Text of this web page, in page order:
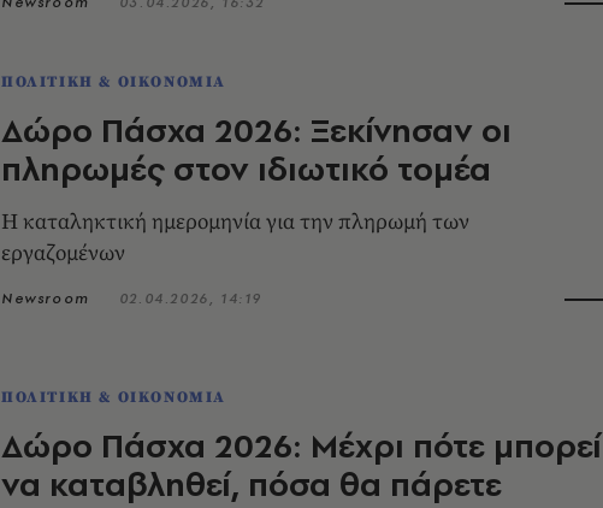
ΠΟΛΙΤΙΚΗ & ΟΙΚΟΝΟΜΙΑ
Δώρο Πάσχα 2026: Ξεκίνησαν οι
πληρωμές στον ιδιωτικό τομέα
Η καταληκτική ημερομηνία για την πληρωμή των
εργαζομένων
Newsroom 02.04.2026, 14:19
ΠΟΛΙΤΙΚΗ & ΟΙΚΟΝΟΜΙΑ
Δώρο Πάσχα 2026: Μέχρι πότε μπορεί
να καταβληθεί, πόσα θα πάρετε